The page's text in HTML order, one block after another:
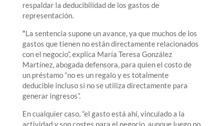
respaldar la deducibilidad de los gastos de
representación.
“La sentencia supone un avance, ya que muchos de los
gastos que tienen no están directamente relacionados
con el negocio”, explica María Teresa González
Martínez, abogada defensora, para quien el costo de
un préstamo “no es un regalo y es totalmente
deducible incluso si no se utiliza directamente para
generar ingresos”.
En cualquier caso, “el gasto está ahí, vinculado a la
actividad y son costes para el negocio, aunque luego no